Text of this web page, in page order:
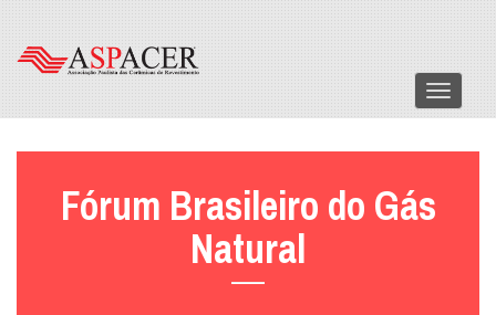
Menu
Fórum Brasileiro do Gás
Natural